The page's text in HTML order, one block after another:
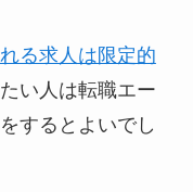
る求人は限定的
い人は転職エー
するとよいでし